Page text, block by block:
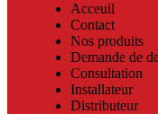
Acceuil
Contact
Nos produits
Demande de
Consultation
Installateur
Distributeur